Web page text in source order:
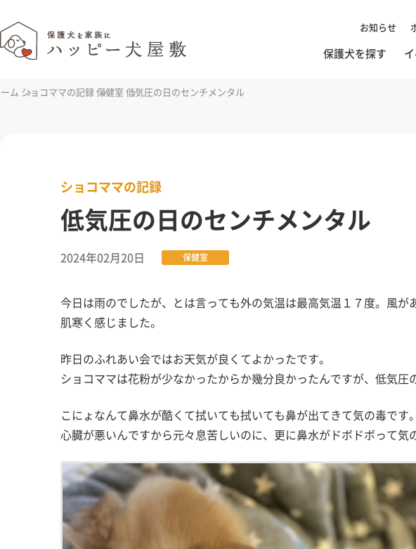
お知らせ
保護犬を探す
ム ショコママの記録保健室 低気圧の日のセンチメンタル
ショコママの記録
低気圧の日のセンチメンタル
2024年02月20日 保健室
今日は雨のでしたが、とは言っても外の気温は最高気温１７度。風が
肌寒く感じました。
昨日のふれあい会ではお天気が良くてよかったです。
ショコママは花粉が少なかったからか幾分良かったんですが、低気
こにょなんて鼻水が酷くて拭いても拭いても鼻が出てきて気の毒です。
心臓が悪いんですから元々息苦しいのに、更に鼻水がドボドボって気